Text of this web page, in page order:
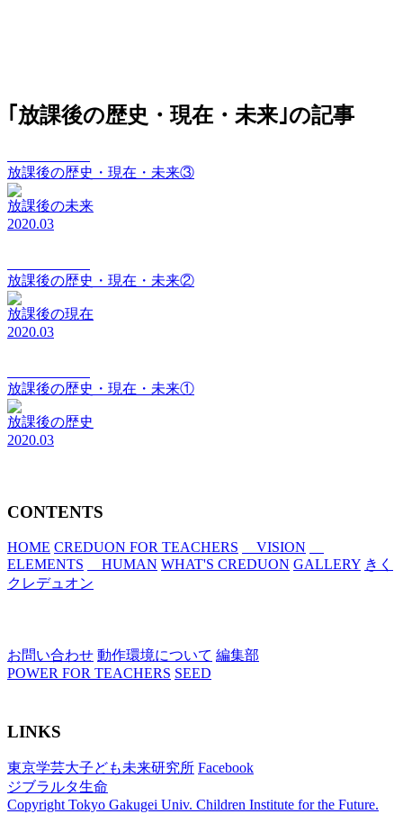
｢放課後の歴史・現在・未来｣の記事
放課後の歴史・現在・未来③
放課後の未来
2020.03
放課後の歴史・現在・未来②
放課後の現在
2020.03
放課後の歴史・現在・未来①
放課後の歴史
2020.03
CONTENTS
HOME CREDUON FOR TEACHERS
VISION
ELEMENTS
HUMAN WHAT'S CREDUON GALLERY きく
クレデュオン
お問い合わせ 動作環境について 編集部
POWER FOR TEACHERS SEED
LINKS
東京学芸大子ども未来研究所 Facebook
ジブラルタ生命
Copyright Tokyo Gakugei Univ. Children Institute for the Future.